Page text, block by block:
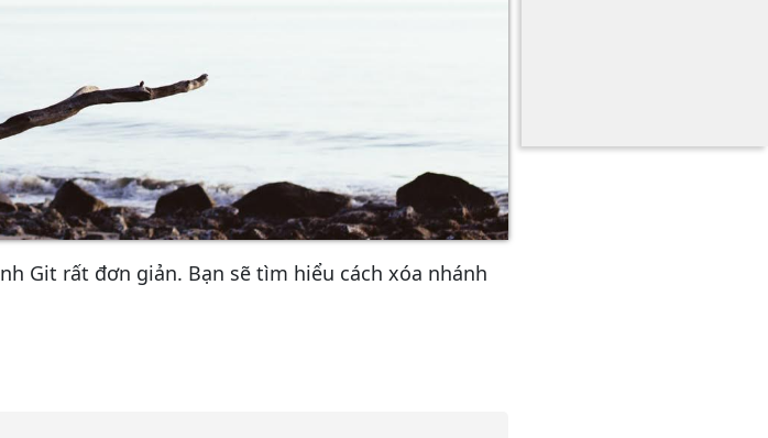
Git rất đơn giản. Bạn sẽ tìm hiểu cách xóa nhánh